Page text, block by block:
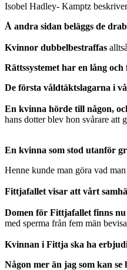
Isobel Hadley- Kamptz
Å andra sidan beläggs de
Kvinnor dubbelbestraffas
Rättssystemet har en lång
De första våldtäktslagarna i
En kvinna hörde till någon,
hans dotter blev hon svårare att
En kvinna som stod utanför
Henne kunde man göra vad
Fittjafallet visar att vårt
Domen för Fittjafallet finns
med sperma från fem män
Kvinnan i Fittja ska ha
Någon mer än jag som kan